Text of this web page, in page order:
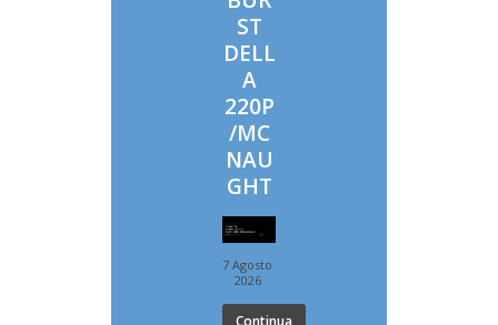
ST
DELL
A
220P
/MC
NAU
GHT
7 Agosto
2026
Continua